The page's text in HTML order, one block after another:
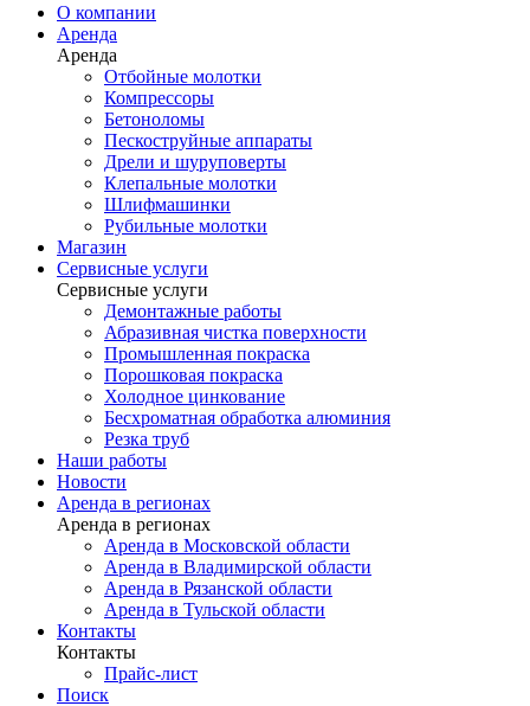
О компании
Аренда
Аренда
Отбойные молотки
Компрессоры
Бетоноломы
Пескоструйные аппараты
Дрели и шуруповерты
Клепальные молотки
Шлифмашинки
Рубильные молотки
Магазин
Сервисные услуги
Сервисные услуги
Демонтажные работы
Абразивная чистка поверхности
Промышленная покраска
Порошковая покраска
Холодное цинкование
Бесхроматная обработка алюминия
Резка труб
Наши работы
Новости
Аренда в регионах
Аренда в регионах
Аренда в Московской области
Аренда в Владимирской области
Аренда в Рязанской области
Аренда в Тульской области
Контакты
Контакты
Прайс-лист
Поиск